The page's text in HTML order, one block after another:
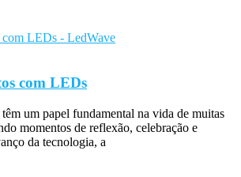
com LEDs
um papel fundamental na vida de muitas
momentos de reflexão, celebração e
da tecnologia, a